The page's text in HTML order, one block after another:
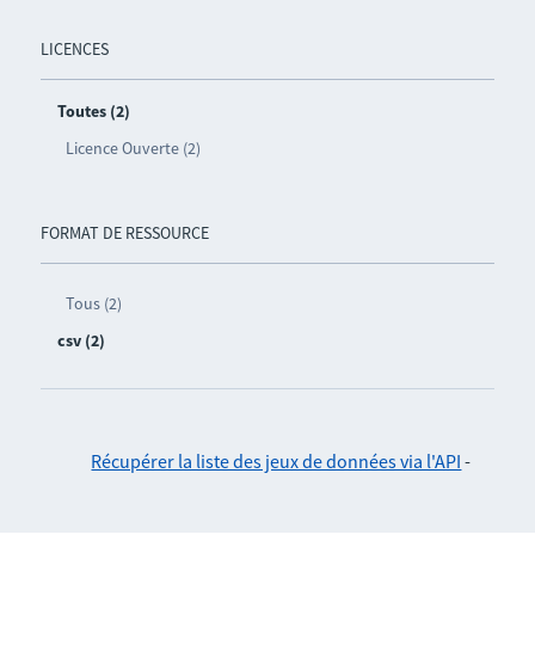
LICENCES
Toutes (2)
Licence Ouverte (2)
FORMAT DE RESSOURCE
Tous (2)
csv (2)
Récupérer la liste des jeux de données via l'API -